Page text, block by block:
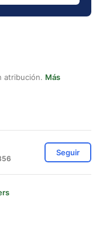
atribución. Más
Seguir